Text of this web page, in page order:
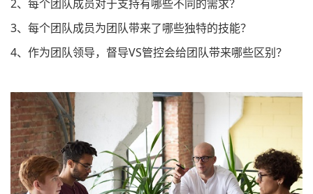
2、每个团队成员对于支持有哪些不同的需求？
3、每个团队成员为团队带来了哪些独特的技能？
4、作为团队领导，督导VS管控会给团队带来哪些区别？